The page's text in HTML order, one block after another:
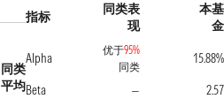
同类
平均
指标
同类表
现
本基
金
Alpha
优于95%
同类
15.88%
Beta
—
2.57